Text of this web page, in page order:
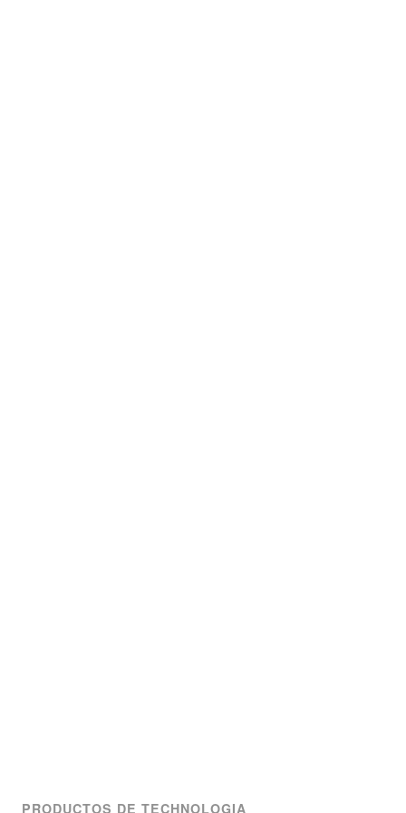
PRODUCTOS DE TECHNOLOGIA